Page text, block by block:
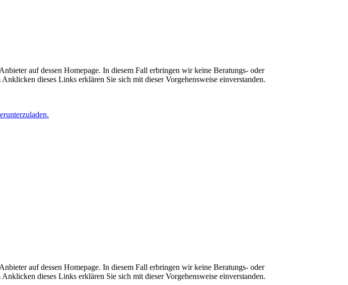
auf dessen Homepage. In diesem Fall erbringen wir keine Beratungs- oder
dieses Links erklären Sie sich mit dieser Vorgehensweise einverstanden.
auf dessen Homepage. In diesem Fall erbringen wir keine Beratungs- oder
dieses Links erklären Sie sich mit dieser Vorgehensweise einverstanden.